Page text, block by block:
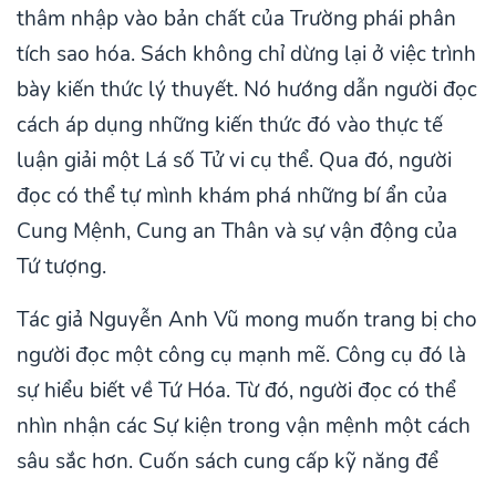
thâm nhập vào bản chất của Trường phái phân
tích sao hóa. Sách không chỉ dừng lại ở việc trình
bày kiến thức lý thuyết. Nó hướng dẫn người đọc
cách áp dụng những kiến thức đó vào thực tế
luận giải một Lá số Tử vi cụ thể. Qua đó, người
đọc có thể tự mình khám phá những bí ẩn của
Cung Mệnh, Cung an Thân và sự vận động của
Tứ tượng.
Tác giả Nguyễn Anh Vũ mong muốn trang bị cho
người đọc một công cụ mạnh mẽ. Công cụ đó là
sự hiểu biết về Tứ Hóa. Từ đó, người đọc có thể
nhìn nhận các Sự kiện trong vận mệnh một cách
sâu sắc hơn. Cuốn sách cung cấp kỹ năng để